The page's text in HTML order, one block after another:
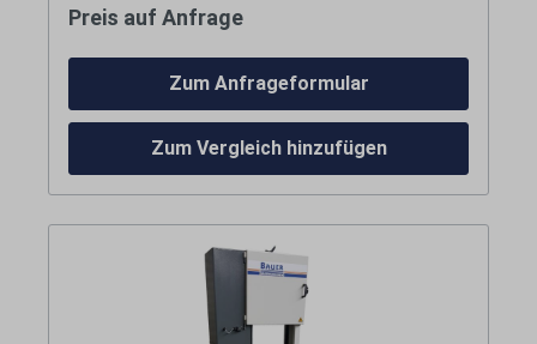
Komplett anschlussfertig
Sägebandantrieb mit Endabschaltung
Konstante Sägebandspannung
Präzise Sägeband-Rollenführung
Sägeband 8/12 ZpZ
Bild zeigt Bauer 450 V mit Sonderausstattung:
Vergrößerte Schnitthöhe auf 400 mm
Stufenlose Drehzahlverstellung
Winkel- und Queranschlag
Preis auf Anfrage
Zum Anfrageformular
Zum Vergleich hinzufügen